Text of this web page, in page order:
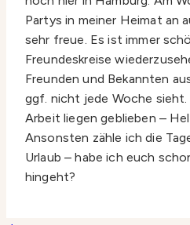
Partys in meiner Heimat an
sehr freue. Es ist immer
Freundeskreise
Freunden und Bekannten
ggf. nicht jede Woche
Arbeit liegen geblieben –
Ansonsten zähle ich die
Urlaub – habe ich euch
hingeht?